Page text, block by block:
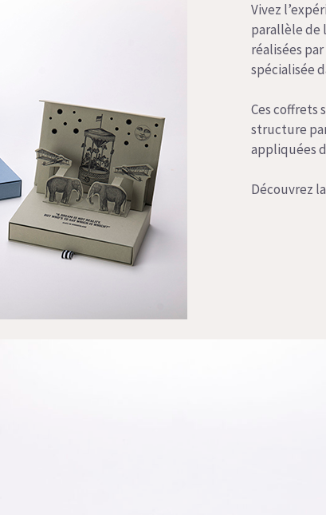
Vivez
parallèle de
réalisées par
spécialisée
Ces coffrets
structure
appliquées
Découvrez